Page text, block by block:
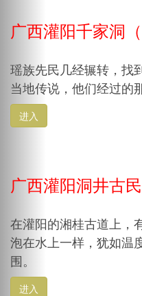
广西灌阳千家洞
瑶族先民几经辗转，找
当地传说，他们经过的
进入
广西灌阳洞井古
在灌阳的湘桂古道上，
泡在水上一样，犹如温
围。
进入